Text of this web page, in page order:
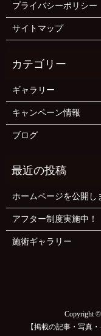
プライバシーポリシー
サイトマップ
ギャラリー
キャンペーン情報
ブログ
ホームページを公開し
アフター制度実施中！
施術ギャラリー
Copyright
【掲載の記事・写真